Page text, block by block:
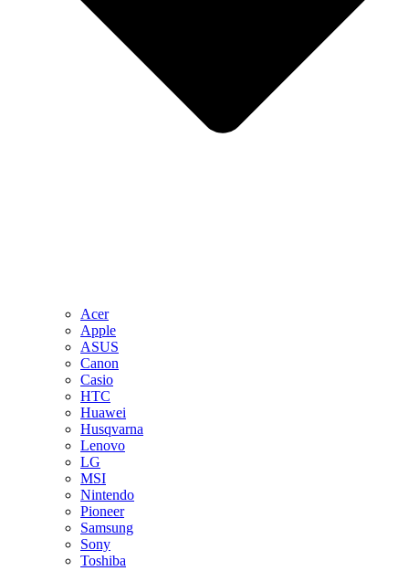
Acer
Apple
ASUS
Canon
Casio
HTC
Huawei
Husqvarna
Lenovo
LG
MSI
Nintendo
Pioneer
Samsung
Sony
Toshiba